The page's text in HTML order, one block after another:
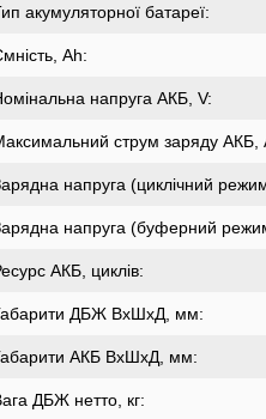
акумуляторної батареї:
Ah:
напруга АКБ, V:
струм заряду АКБ,
напруга (циклічний
напруга (буферний
АКБ, циклів:
ДБЖ ВхШхД, мм:
АКБ ВхШхД, мм:
ДБЖ нетто, кг: